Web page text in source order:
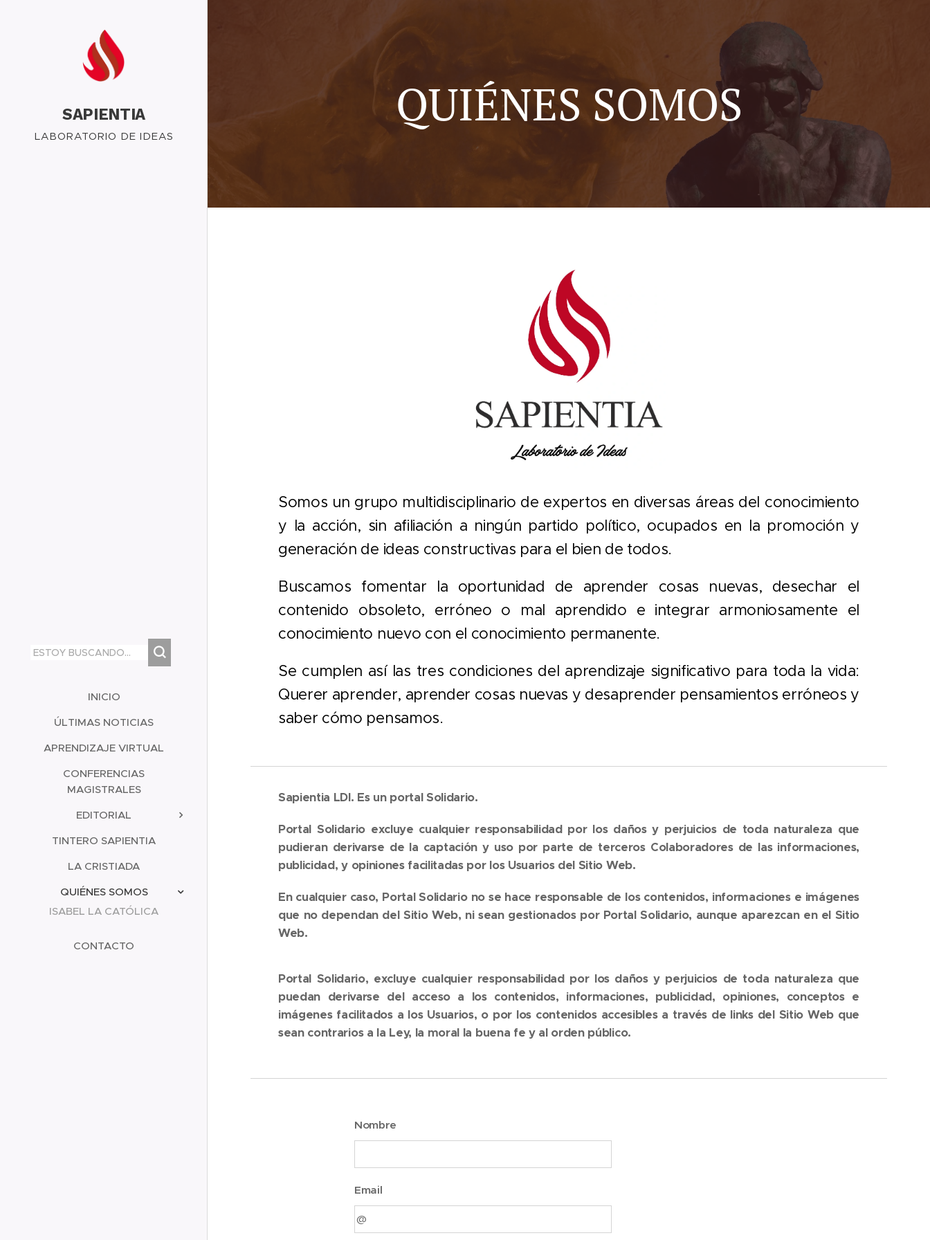
SAPIENTIA
LABORATORIO DE IDEAS
INICIO
ÚLTIMAS NOTICIAS
APRENDIZAJE VIRTUAL
CONFERENCIAS
MAGISTRALES
EDITORIAL
TINTERO SAPIENTIA
LA CRISTIADA
QUIÉNES SOMOS
ISABEL LA CATÓLICA
CONTACTO
QUIÉNES SOMOS
Somos un grupo multidisciplinario de expertos en diversas áreas del conocimiento
y la acción, sin afiliación a ningún partido político, ocupados en la promoción y
generación de ideas constructivas para el bien de todos.
Buscamos fomentar la oportunidad de aprender cosas nuevas, desechar el
contenido obsoleto, erróneo o mal aprendido e integrar armoniosamente el
conocimiento nuevo con el conocimiento permanente.
Se cumplen así las tres condiciones del aprendizaje significativo para toda la vida:
Querer aprender, aprender cosas nuevas y desaprender pensamientos erróneos y
saber cómo pensamos.
Sapientia LDI. Es un portal Solidario.
Portal Solidario excluye cualquier responsabilidad por los daños y perjuicios de toda naturaleza que
pudieran derivarse de la captación y uso por parte de terceros Colaboradores de las informaciones,
publicidad, y opiniones facilitadas por los Usuarios del Sitio Web.
En cualquier caso, Portal Solidario no se hace responsable de los contenidos, informaciones e imágenes
que no dependan del Sitio Web, ni sean gestionados por Portal Solidario, aunque aparezcan en el Sitio
Web.
Portal Solidario, excluye cualquier responsabilidad por los daños y perjuicios de toda naturaleza que
puedan derivarse del acceso a los contenidos, informaciones, publicidad, opiniones, conceptos e
imágenes facilitados a los Usuarios, o por los contenidos accesibles a través de links del Sitio Web que
sean contrarios a la Ley, la moral la buena fe y al orden público.
Nombre
Email